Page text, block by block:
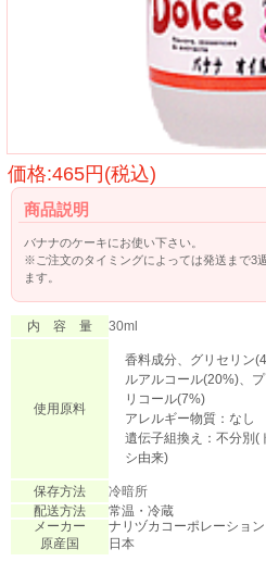
価格:465円(税込)
商品説明
バナナのケーキにお使い下さい。
※ご注文のタイミングによっては発送まで3
ます。
内 容 量 30ml
使用原料
香料成分、グリセリン
ルアルコール(20%)、
リコール(7%)
アレルギー物質：なし
遺伝子組換え：不分別(
シ由来)
保存方法
冷暗所
配送方法
常温・冷蔵
メーカー
ナリヅカコーポレーション
原産国
日本